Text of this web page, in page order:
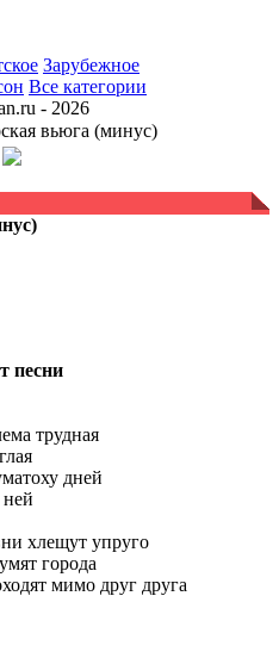
Зарубежное
Все категории
- 2026
вьюга (минус)
песни
трудная
дней
хлещут упруго
города
мимо друг друга